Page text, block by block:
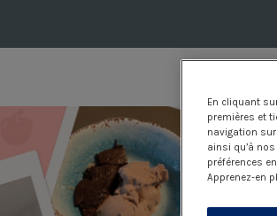
En cliquant
premières et
navigation
ainsi qu’à
préférences
Apprenez-en